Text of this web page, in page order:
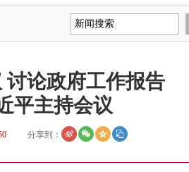
论政府工作报告
平主持会议
分享到：